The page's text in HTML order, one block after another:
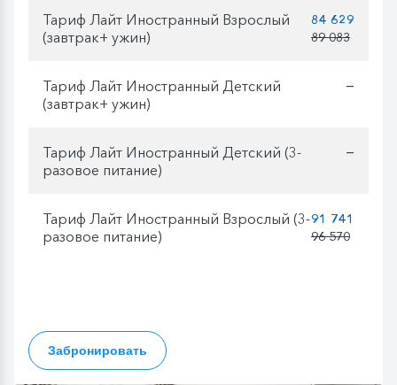
Тариф Лайт Иностранный Взрослый
(завтрак+ ужин)
84 629
89 083
Тариф Лайт Иностранный Детский
(завтрак+ ужин)
—
Тариф Лайт Иностранный Детский (3-
разовое питание)
—
Тариф Лайт Иностранный Взрослый (3-
разовое питание)
91 741
96 570
Забронировать